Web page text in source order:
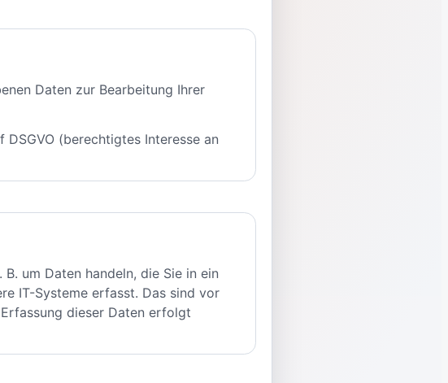
Daten zur Bearbeitung Ihrer
(berechtigtes Interesse an
um Daten handeln, die Sie in ein
IT-Systeme erfasst. Das sind vor
dieser Daten erfolgt